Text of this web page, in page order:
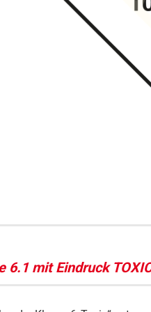
6.1 mit Eindruck